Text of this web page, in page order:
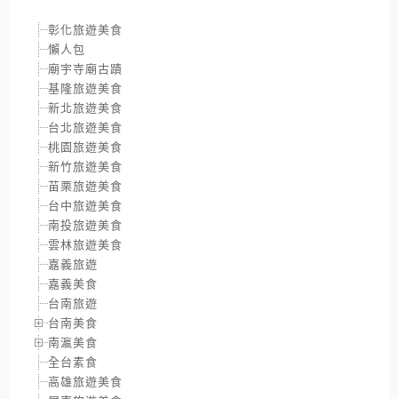
彰化旅遊美食
懶人包
廟宇寺廟古蹟
基隆旅遊美食
新北旅遊美食
台北旅遊美食
桃園旅遊美食
新竹旅遊美食
苗栗旅遊美食
台中旅遊美食
南投旅遊美食
雲林旅遊美食
嘉義旅遊
嘉義美食
台南旅遊
台南美食
南瀛美食
全台素食
高雄旅遊美食